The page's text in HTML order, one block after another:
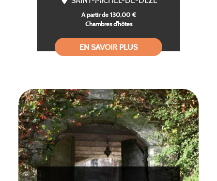
A partir de 130,00 €
Chambres d'hôtes
EN SAVOIR PLUS